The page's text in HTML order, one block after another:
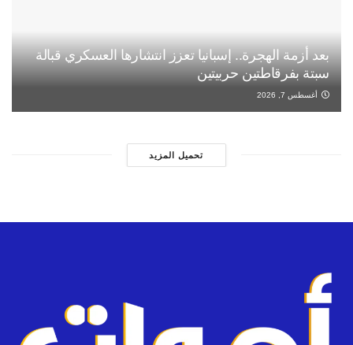
بعد أزمة الهجرة.. إسبانيا تعزز انتشارها العسكري قبالة
سبتة بفرقاطتين حربيتين
أغسطس 7, 2026
تحميل المزيد